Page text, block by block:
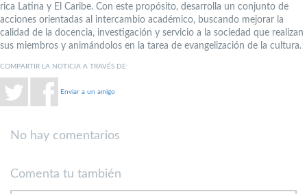
rica Latina y El Caribe. Con este propósito, desarrolla un conjunto de
acciones orientadas al intercambio académico, buscando mejorar la
calidad de la docencia, investigación y servicio a la sociedad que realizan
sus miembros y animándolos en la tarea de evangelización de la cultura.
COMPARTIR LA NOTICIA A TRAVÉS DE:
Enviar a un amigo
No hay comentarios
Comenta tu también